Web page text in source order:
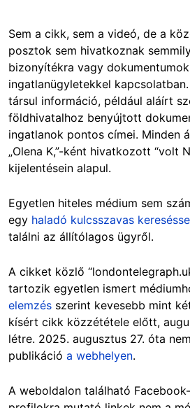
Sem a cikk, sem a videó, de a
posztok sem hivatkoznak
bizonyítékra vagy
ingatlanügyletekkel
társul információ, például aláírt
földhivatalhoz benyújtott
ingatlanok pontos címei. Minden
„Olena K,”-ként hivatkozott “volt
kijelentésein alapul.
Egyetlen hiteles médium sem
egy haladó kulcsszavas
találni az állítólagos ügyről.
A cikket közlő
tartozik egyetlen ismert
elemzés szerint kevesebb mint
kísért cikk közzététele előtt,
létre. 2025. augusztus 27. óta
publikáció a webhelyen.
A weboldalon található